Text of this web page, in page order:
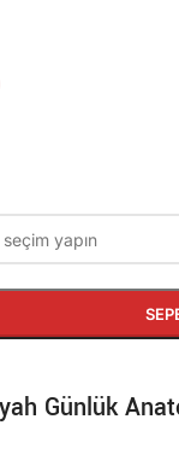
Günlük